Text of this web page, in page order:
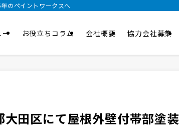
のペイントワークスへ
ー お役立ちコラム 会社概要 協力会社募集
大田区にて屋根外壁付帯部塗装